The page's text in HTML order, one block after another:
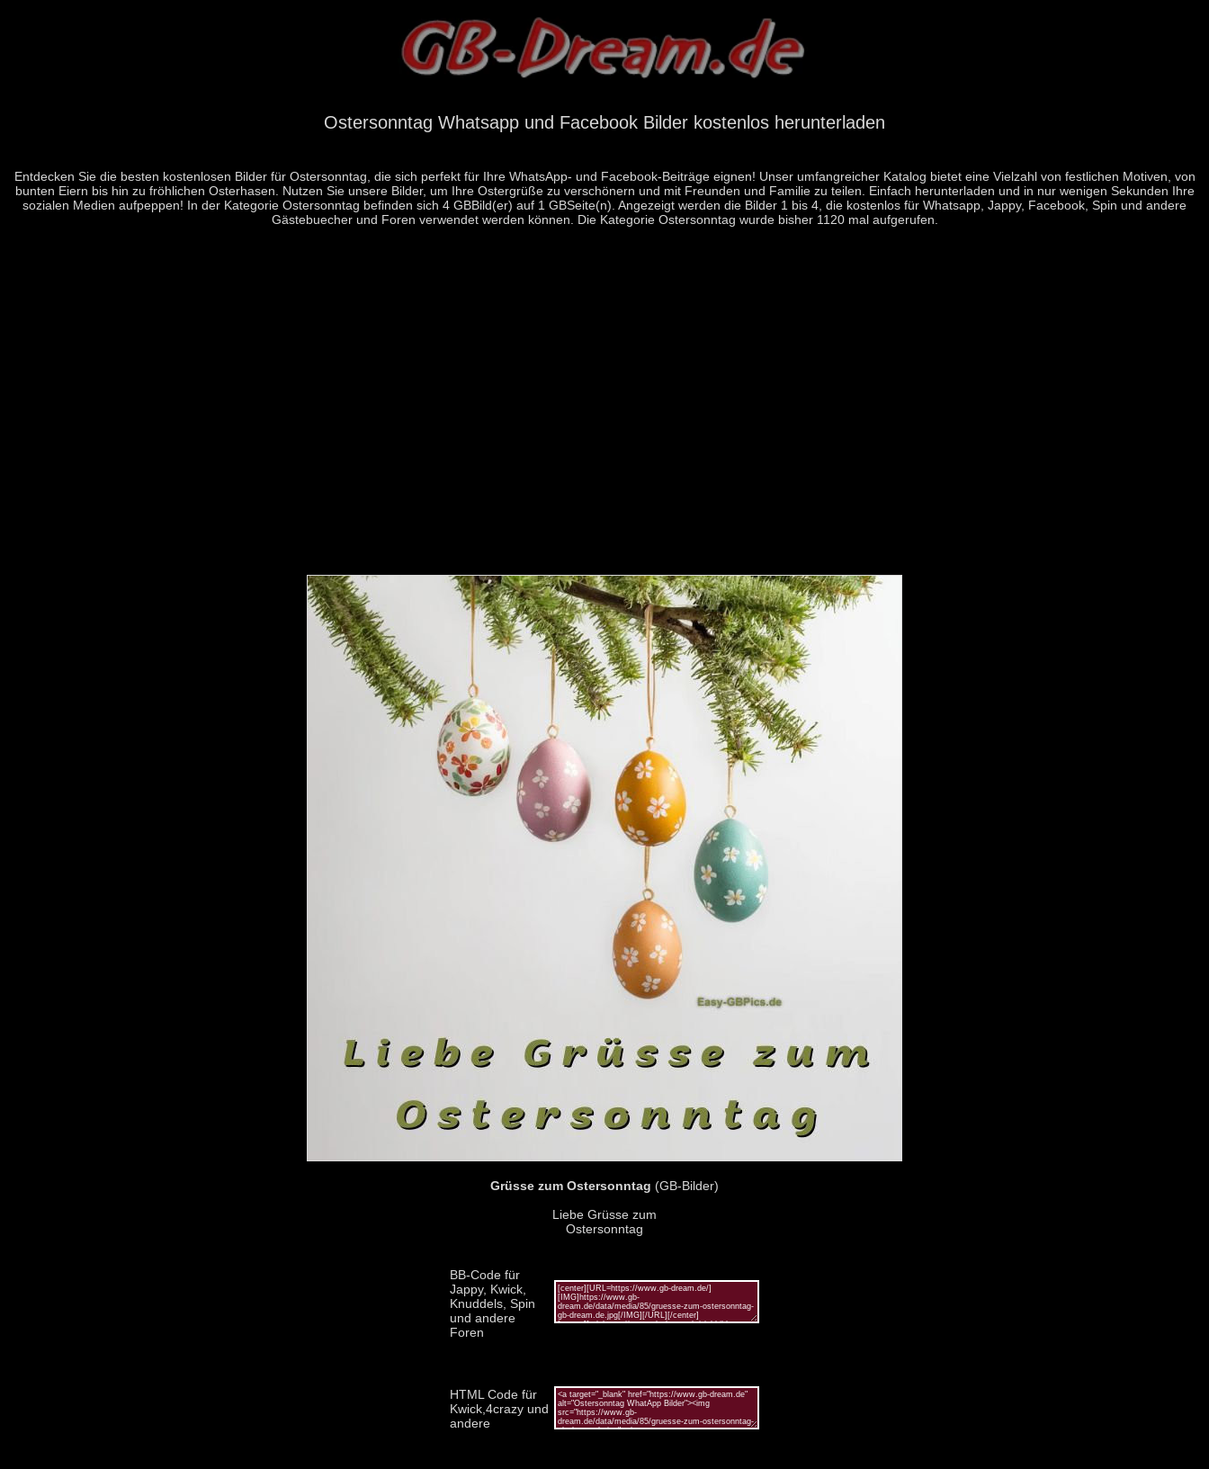
Ostersonntag Whatsapp und Facebook Bilder kostenlos herunterladen
Entdecken Sie die besten kostenlosen Bilder für Ostersonntag, die sich perfekt für Ihre WhatsApp- und Facebook-Beiträge eignen! Unser umfangreicher Katalog bietet eine Vielzahl von festlichen Motiven, von
bunten Eiern bis hin zu fröhlichen Osterhasen. Nutzen Sie unsere Bilder, um Ihre Ostergrüße zu verschönern und mit Freunden und Familie zu teilen. Einfach herunterladen und in nur wenigen Sekunden Ihre
sozialen Medien aufpeppen! In der Kategorie Ostersonntag befinden sich 4 GBBild(er) auf 1 GBSeite(n). Angezeigt werden die Bilder 1 bis 4, die kostenlos für Whatsapp, Jappy, Facebook, Spin und andere
Gästebuecher und Foren verwendet werden können. Die Kategorie Ostersonntag wurde bisher 1120 mal aufgerufen.
Grüsse zum Ostersonntag (GB-Bilder)
Liebe Grüsse zum
Ostersonntag
BB-Code für
Jappy, Kwick,
Knuddels, Spin
und andere
Foren
HTML Code für
Kwick,4crazy und
andere